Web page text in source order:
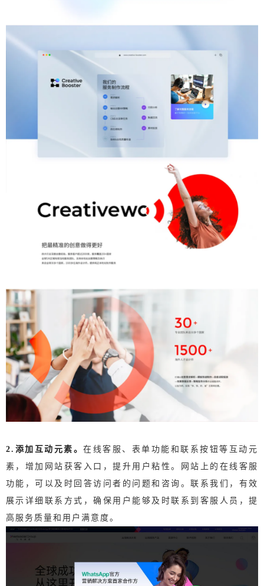
2.添加互动元素。在线客服、表单功能和联系按钮等互动元
素，增加网站获客入口，提升用户粘性。网站上的在线客服
功能，可以及时回答访问者的问题和咨询。联系我们，有效
展示详细联系方式，确保用户能够及时联系到客服人员，提
高服务质量和用户满意度。